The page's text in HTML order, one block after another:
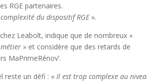
RGE partenaires.
complexité du dispositif RGE».
Leabolt, indique que de nombreux «
» et considère que des retards de
MaPrimeRénov’.
reste un défi : «Il est trop complexe au